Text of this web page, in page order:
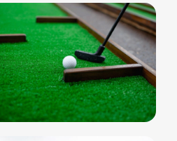
с нами